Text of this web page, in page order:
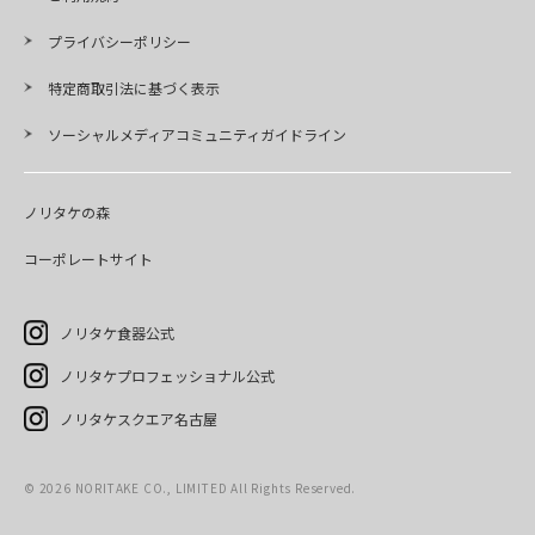
プライバシーポリシー
特定商取引法に基づく表示
ソーシャルメディアコミュニティガイドライン
ノリタケの森
コーポレートサイト
ノリタケ食器公式
ノリタケプロフェッショナル公式
ノリタケスクエア名古屋
© 2026 NORITAKE CO., LIMITED All Rights Reserved.